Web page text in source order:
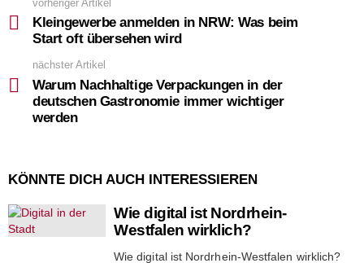
more
vorheriger Artikel
Kleingewerbe anmelden in NRW: Was beim
Start oft übersehen wird
nächster Artikel
Warum Nachhaltige Verpackungen in der
deutschen Gastronomie immer wichtiger
werden
KÖNNTE DICH AUCH INTERESSIEREN
Wie digital ist Nordrhein-
Westfalen wirklich?
Wie digital ist Nordrhein-Westfalen wirklich?